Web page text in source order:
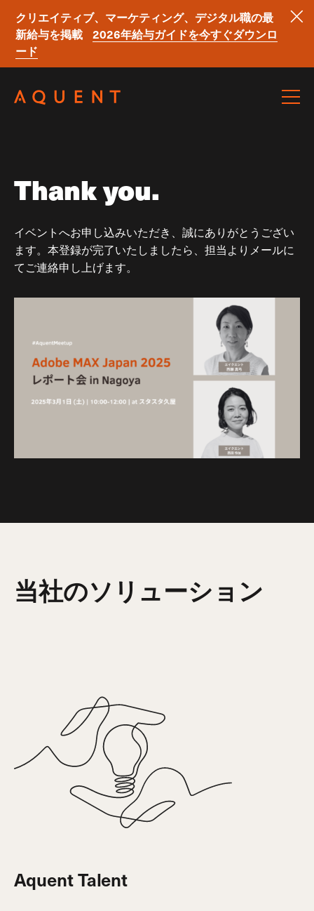
クリエイティブ、マーケティング、デジタル職の最
新給与を掲載
2026年給与ガイドを今すぐダウンロ
ード
Thank you.
イベントへお申し込みいただき、誠にありがとうござい
ます。本登録が完了いたしましたら、担当よりメールに
てご連絡申し上げます。
当社のソリューション
Aquent Talent